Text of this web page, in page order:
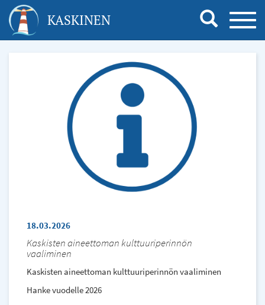
Hyppää
pääsisältöönKASKINEN
18.03.2026
Kaskisten aineettoman kulttuuriperinnön
vaaliminen
Kaskisten aineettoman kulttuuriperinnön vaaliminen
Hanke vuodelle 2026